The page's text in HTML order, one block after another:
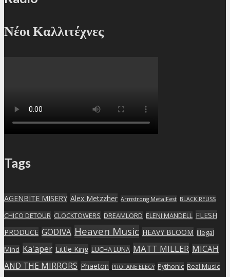
Νέοι Καλλιτέχνες
Tags
AGENBITE MISERY Alex Metzzher Armstrong MetalFest BLACK REUSS
CHICO DETOUR CLOCKTOWERS DREAMLORD ELENI MANDELL FLESH
PRODUCE GODIVA Heaven Music HEAVY BLOOM Illegal
Mind Ka'aper Little King LUCHA LUNA MATT MILLER MICAH
AND THE MIRRORS Phaeton PROFANE ELEGY Pythonic Real Music